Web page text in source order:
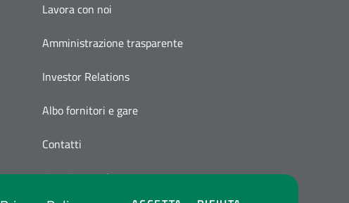
Lavora con noi
Amministrazione trasparente
Investor Relations
Albo fornitori e gare
Contatti
Area Personale